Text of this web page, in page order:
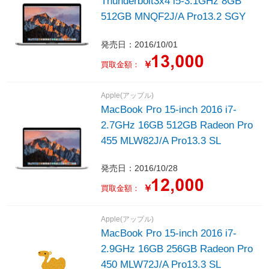
512GB MNQF2J/A Pro13.2 SGY
発売日：2016/10/01
買取金額： ￥
Apple(アップル)
MacBook Pro 15-inch 2016 i7-
2.7GHz 16GB 512GB Radeon Pro
455 MLW82J/A Pro13.3 SL
発売日：2016/10/28
買取金額： ￥
Apple(アップル)
MacBook Pro 15-inch 2016 i7-
2.9GHz 16GB 256GB Radeon Pro
450 MLW72J/A Pro13.3 SL